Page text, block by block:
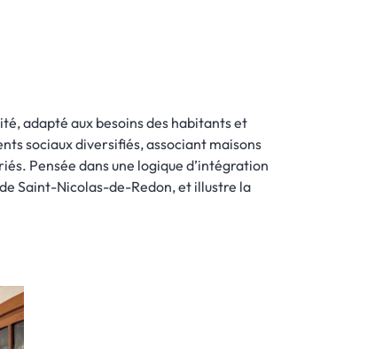
adapté aux besoins des habitants et
sociaux diversifiés, associant maisons
Pensée dans une logique d’intégration
Saint-Nicolas-de-Redon, et illustre la